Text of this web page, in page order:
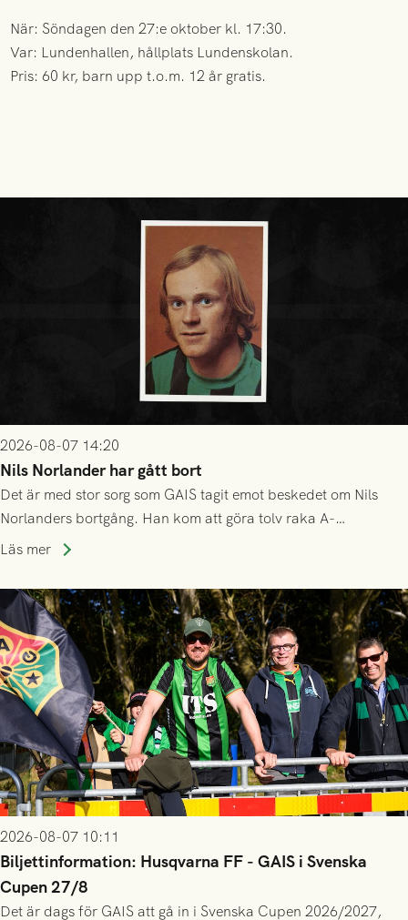
När: Söndagen den 27:e oktober kl. 17:30.
Var: Lundenhallen, hållplats Lundenskolan.
Pris: 60 kr, barn upp t.o.m. 12 år gratis.
2026-08-07 14:20
Nils Norlander har gått bort
Det är med stor sorg som GAIS tagit emot beskedet om Nils
Norlanders bortgång. Han kom att göra tolv raka A-
lagssäsonger i Grönsvart och är en av få spelare som i GAIS
Läs mer
2026-08-07 10:11
Biljettinformation: Husqvarna FF - GAIS i Svenska
Cupen 27/8
Det är dags för GAIS att gå in i Svenska Cupen 2026/2027,